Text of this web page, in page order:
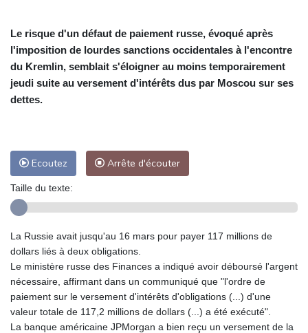
Le risque d'un défaut de paiement russe, évoqué après
l'imposition de lourdes sanctions occidentales à l'encontre
du Kremlin, semblait s'éloigner au moins temporairement
jeudi suite au versement d'intérêts dus par Moscou sur ses
dettes.
Ecoutez Arrête d'écouter
Taille du texte:
La Russie avait jusqu'au 16 mars pour payer 117 millions de
dollars liés à deux obligations.
Le ministère russe des Finances a indiqué avoir déboursé l'argent
nécessaire, affirmant dans un communiqué que "l'ordre de
paiement sur le versement d'intérêts d'obligations (...) d'une
valeur totale de 117,2 millions de dollars (...) a été exécuté".
La banque américaine JPMorgan a bien reçu un versement de la